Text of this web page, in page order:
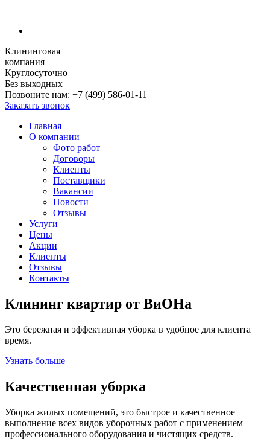
Клининговая
компания
Круглосуточно
Без выходных
Позвоните нам: +7 (499) 586-01-11
Заказать звонок
Главная
О компании
Фото работ
Договоры
Клиенты
Поставщики
Вакансии
Новости
Отзывы
Услуги
Цены
Акции
Клиенты
Отзывы
Контакты
Клининг квартир от ВиОНа
Это бережная и эффективная уборка в удобное для клиента
время.
Узнать больше
Качественная уборка
Уборка жилых помещений, это быстрое и качественное
выполнение всех видов уборочных работ с применением
профессионального оборудования и чистящих средств.